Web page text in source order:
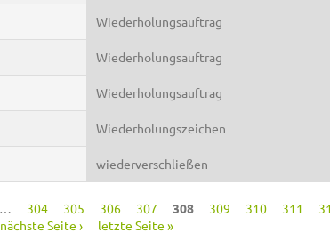
Wiederholungsauftrag
Wiederholungsauftrag
Wiederholungsauftrag
Wiederholungszeichen
wiederverschließen
304 305 306 307 308 309 310 311
nächste Seite ›
letzte Seite »